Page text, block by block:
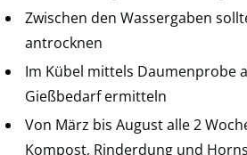
Zwischen den Wassergaben
antrocknen
Im Kübel mittels Daumenprobe
Gießbedarf ermitteln
Von März bis August alle 2
Kompost, Rinderdung und